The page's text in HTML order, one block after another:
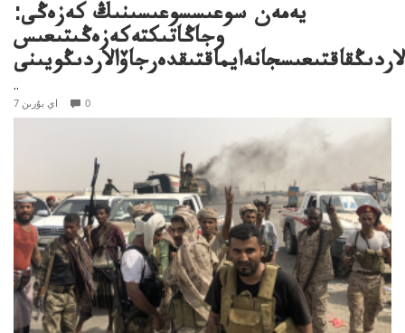
يەمەن سوعىسسوعىسىنىڭ كەزەڭى:
وجاڭاتىكتەكەزەڭىتىعىس
..
7 اي بۇرىن 0